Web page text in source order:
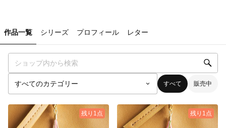
作品一覧 シリーズ プロフィール レター
すべて 販売中
残り1点 残り1点